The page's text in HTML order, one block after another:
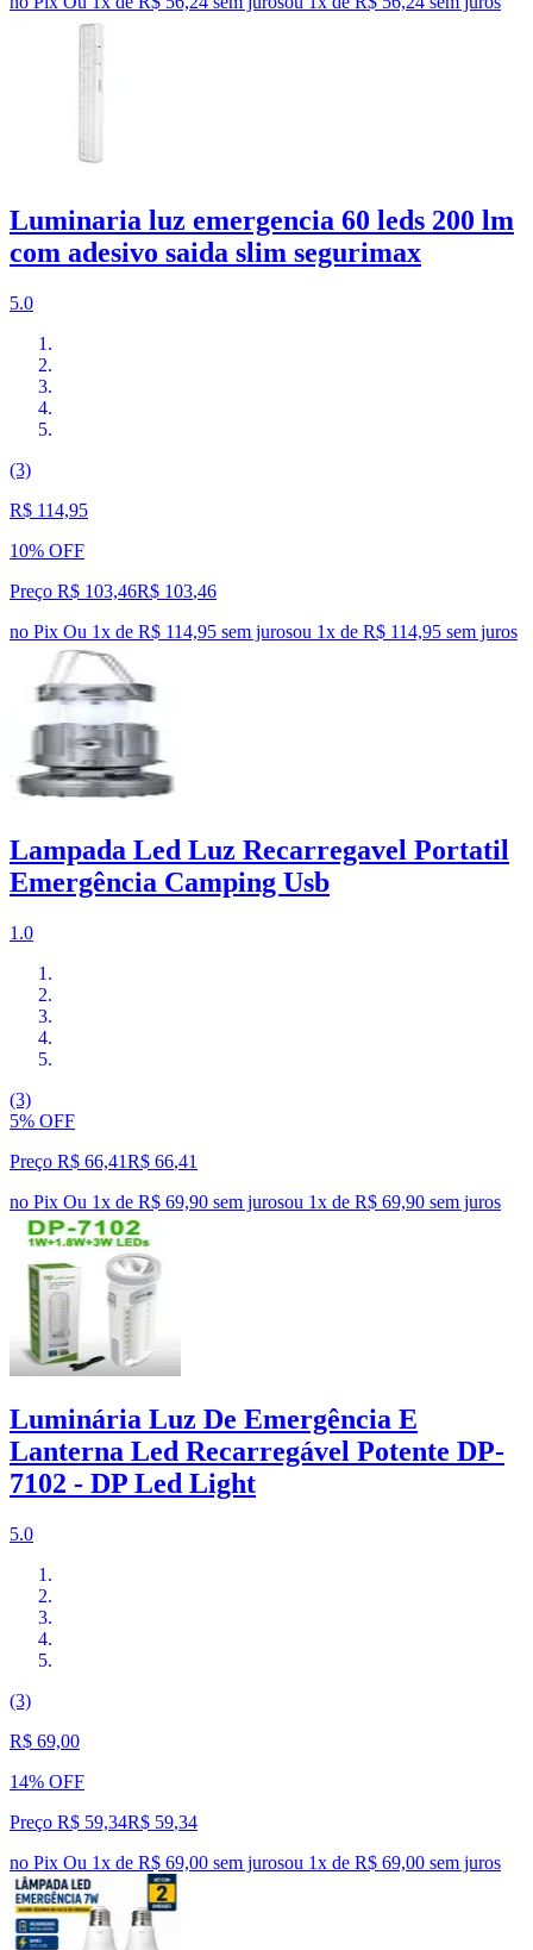
Luminaria luz emergencia 60 leds 200 lm
com adesivo saida slim segurimax
5.0
(3)
R$ 114,95
10% OFF
Preço R$ 103,46R$ 103,46
no Pix Ou 1x de R$ 114,95 sem jurosou 1x de R$ 114,95 sem juros
Lampada Led Luz Recarregavel Portatil
Emergência Camping Usb
1.0
(3)
5% OFF
Preço R$ 66,41R$ 66,41
no Pix Ou 1x de R$ 69,90 sem jurosou 1x de R$ 69,90 sem juros
Luminária Luz De Emergência E
Lanterna Led Recarregável Potente DP-
7102 - DP Led Light
5.0
(3)
R$ 69,00
14% OFF
Preço R$ 59,34R$ 59,34
no Pix Ou 1x de R$ 69,00 sem jurosou 1x de R$ 69,00 sem juros